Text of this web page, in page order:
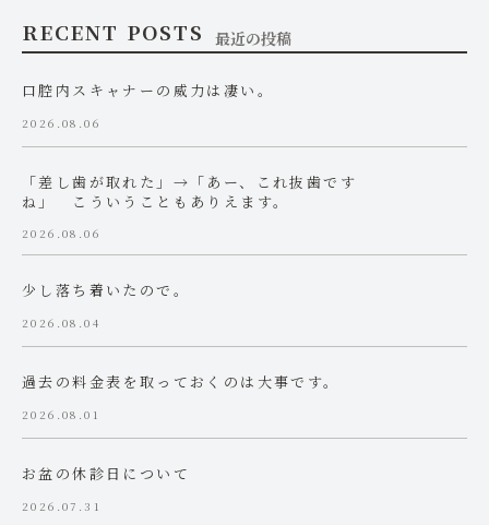
RECENT POSTS 最近の投稿
口腔内スキャナーの威力は凄い。
2026.08.06
「差し歯が取れた」→「あー、これ抜歯です
ね」 こういうこともありえます。
2026.08.06
少し落ち着いたので。
2026.08.04
過去の料金表を取っておくのは大事です。
2026.08.01
お盆の休診日について
2026.07.31